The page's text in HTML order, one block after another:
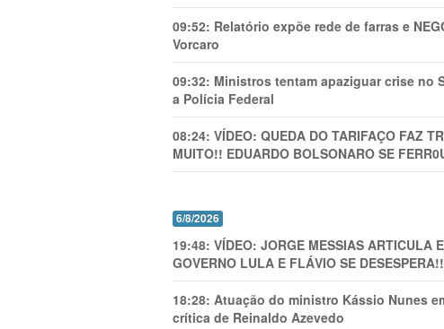
09:52: Relatório expõe rede de farras e
Vorcaro
09:32: Ministros tentam apaziguar crise no
a Polícia Federal
08:24: VÍDEO: QUEDA DO TARIFAÇO FAZ
MUITO!! EDUARDO BOLSONARO SE
6/8/2026
19:48: VÍDEO: JORGE MESSIAS ARTICULA
GOVERNO LULA E FLÁVIO SE DESESPERA!!
18:28: Atuação do ministro Kássio Nunes
crítica de Reinaldo Azevedo